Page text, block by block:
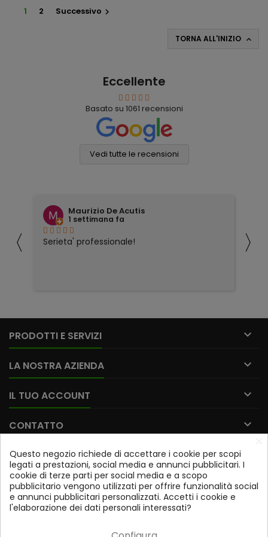
1 2 Successivo 
TORNA ALL'INIZIO 
Eccellente
Basato su 1061 recensioni
Vedi tutte le recensioni
〈
Maurizio De Acutis
1 settimana fa
Serieta' professionale! 〉
PRODOTTI E SERVIZI 
LA NOSTRA AZIENDA 
IL TUO ACCOUNT 
CONTATTO 
Iscriviti alla nostra newsletter
Potrai annullare l'iscrizione in qualsiasi momento. A tale
scopo, trovi le nostre informazioni di contatto nelle note
Questo negozio richiede di accettare i cookie per scopi
legati a prestazioni, social media e annunci pubblicitari. I
cookie di terze parti per social media e a scopo
pubblicitario vengono utilizzati per offrire funzionalità social
e annunci pubblicitari personalizzati. Accetti i cookie e
l'elaborazione dei dati personali interessati?